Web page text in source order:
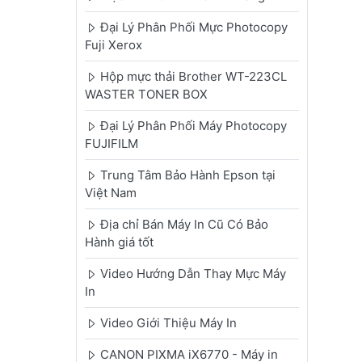
Đại Lý Phân Phối Mực Photocopy
Fuji Xerox
Hộp mực thải Brother WT-223CL
WASTER TONER BOX
Đại Lý Phân Phối Máy Photocopy
FUJIFILM
Trung Tâm Bảo Hành Epson tại
Việt Nam
Địa chỉ Bán Máy In Cũ Có Bảo
Hành giá tốt
Video Hướng Dẫn Thay Mực Máy
In
Video Giới Thiệu Máy In
CANON PIXMA iX6770 - Máy in